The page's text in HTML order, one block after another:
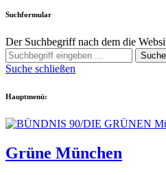
Suchformular
Der Suchbegriff nach dem die
Suche schließen
Hauptmenü:
Grüne München